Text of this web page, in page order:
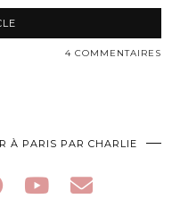
4 COMMENTAIRES
À PARIS PAR CHARLIE